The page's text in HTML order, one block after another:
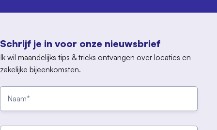
Schrijf je in voor onze nieuwsbrief
Ik wil maandelijks tips & tricks ontvangen over locaties en
zakelijke bijeenkomsten.